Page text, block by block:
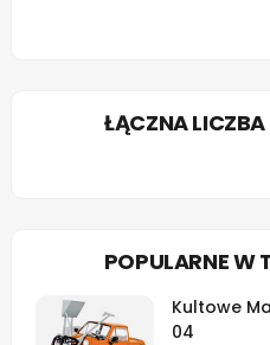
ŁĄCZNA
POPULARNE W
Kultowe
04